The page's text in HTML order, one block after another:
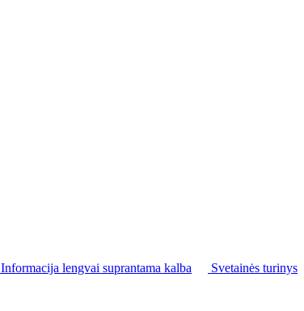
Informacija lengvai suprantama kalba
Svetainės turinys